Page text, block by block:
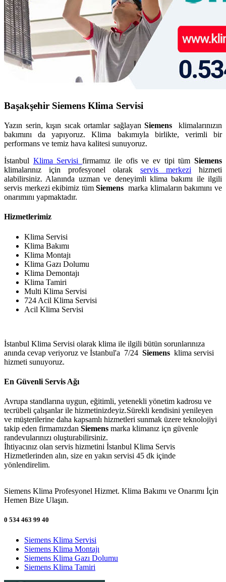
Başakşehir Siemens Klima Servisi
Yazın serin, kışın sıcak ortamlar sağlayan Siemens klimalarınızın
bakımını da yapıyoruz. Klima bakımıyla birlikte, verimli bir
performans ve temiz hava kalitesi sunuyoruz.
İstanbul Klima Servisifirmamız ile ofis ve ev tipi tümSiemens
klimalarınız için profesyonel olarak servis merkezi hizmeti
alabilirsiniz. Alanında uzman ve deneyimli klima bakımı ile ilgili
servis merkezi ekibimiz tümSiemensmarka klimaların bakımını ve
onarımını yapmaktadır.
Hizmetlerimiz
Klima Servisi
Klima Bakımı
Klima Montajı
Klima Gazı Dolumu
Klima Demontajı
Klima Tamiri
Multi Klima Servisi
724 Acil Klima Servisi
Acil Klima Servisi
İstanbul Klima Servisi olarak klima ile ilgili bütün sorunlarınıza
anında cevap veriyoruz ve İstanbul'a 7/24 Siemens klima servisi
hizmeti sunuyoruz.
En Güvenli Servis Ağı
Avrupa standlarına uygun, eğitimli, yetenekli yönetim kadrosu ve
tecrübeli çalışanlar ile hizmetinizdeyiz.Sürekli kendisini yenileyen
ve müşterilerine daha kapsamlı hizmetleri sunmak üzere teknolojiyi
takip eden firmamızdan Siemens marka klimanız içn güvenle
randevularınızı oluşturabilirsiniz.
İhtiyacınız olan servis hizmetini İstanbul Klima Servis
Hizmetlerinden alın, size en yakın servisi 45 dk içinde
yönlendirelim.
Siemens Klima Profesyonel Hizmet. Klima Bakımı ve Onarımı İçin
Hemen Bize Ulaşın.
0 534 463 99 40
Siemens Klima Servisi
Siemens Klima Montajı
Siemens Klima Gazı Dolumu
Siemens Klima Tamiri